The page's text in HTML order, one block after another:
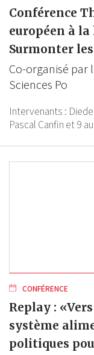
Conférence
européen à
Surmonter
Co-organisé par
Sciences Po
Intervenants :
Pascal Canfin et 9
CONFÉRENCE
Replay :
système
politiques